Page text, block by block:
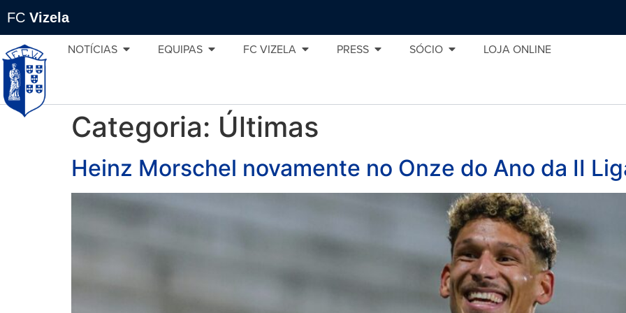
FC Vizela
NOTÍCIAS EQUIPAS FC VIZELA PRESS SÓCIO LOJA ONLINE
Categoria: Últimas
Heinz Morschel novamente no Onze do Ano da II